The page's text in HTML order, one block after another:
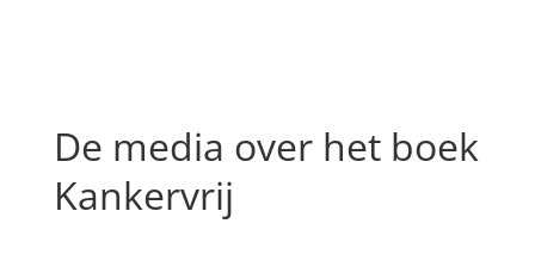
De media over het boek
Kankervrij